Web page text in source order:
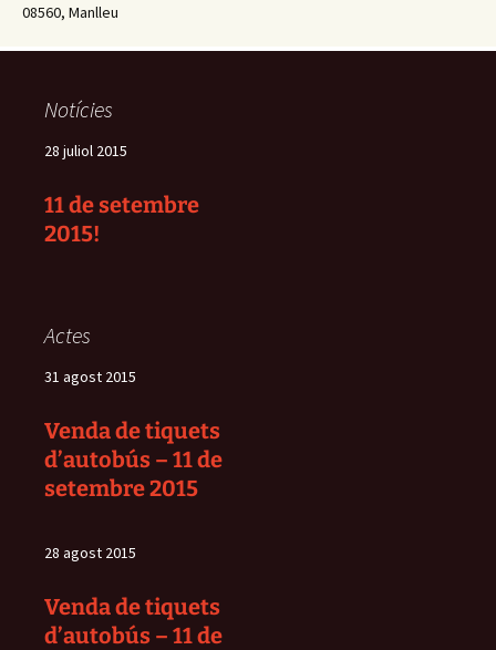
08560, Manlleu
Notícies
28 juliol 2015
11 de setembre
2015!
Actes
31 agost 2015
Venda de tiquets
d’autobús – 11 de
setembre 2015
28 agost 2015
Venda de tiquets
d’autobús – 11 de